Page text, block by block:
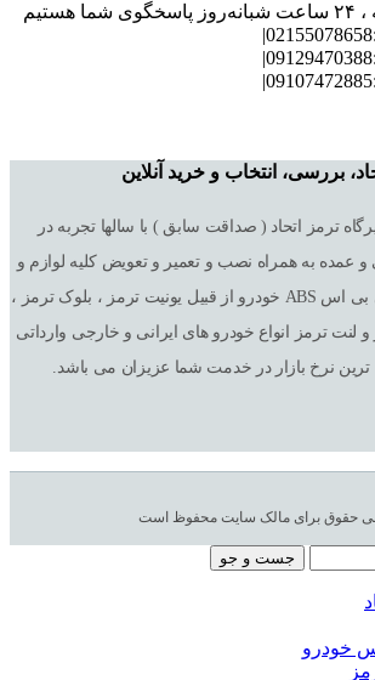
بررسی، انتخاب و خرید آنلاین
ترمز اتحاد ( صداقت سابق ) با سالها تجربه در
عمده به همراه نصب و تعمیر و تعویض کلیه لوازم و
قطعات سیستم ترمز ای بی اس ABS خودرو از قبیل یونیت ترمز ، بلوک ترمز ،
لنت ترمز انواع خودرو های ایرانی و خارجی وارداتی
ترین نرخ بازار در خدمت شما عزیزان می باشد.
حقوق برای مالک سایت محفوظ است
جست و جو
خودرو